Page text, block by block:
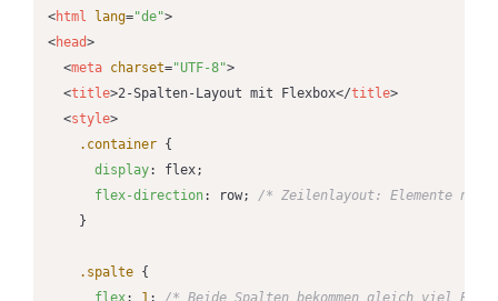
<html lang="de">
<head>
<meta charset="UTF-8">
<title>2-Spalten-Layout mit Flexbox</title>
<style>
.container {
display: flex;
flex-direction: row; /* Zeilenlayout: Elemente
    }
.spalte {
flex: 1 ; /* Beide Spalten bekommen gleich viel